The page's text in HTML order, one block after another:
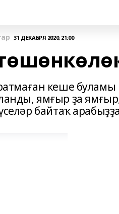
31 ДЕКАБРЯ 2020, 21:00
кеше
ямғыр ҙа
байтаҡ